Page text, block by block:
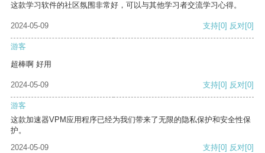
这款学习软件的社区氛围非常好，可以与其他学习者交流学习心得。
2024-05-09 支持[0] 反对[0]
游客
超棒啊 好用
2024-05-09 支持[0] 反对[0]
游客
这款加速器VPM应用程序已经为我们带来了无限的隐私保护和安全性保
护。
2024-05-09
支持[0] 反对[0]